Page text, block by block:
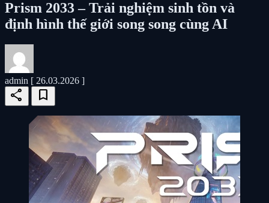
Prism 2033 – Trải nghiệm sinh tồn và
định hình thế giới song song cùng AI
admin [ 26.03.2026 ]
share bookmark